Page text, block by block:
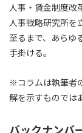
人事・賃金制度改
人事戦略研究所を
至るまで、あらゆ
手掛ける。
※コラムは執筆者
解を示すものでは
バックナンバ